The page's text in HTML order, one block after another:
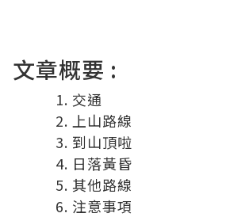
文章概要 :
交通
上山路線
到山頂啦
日落黃昏
其他路線
注意事項